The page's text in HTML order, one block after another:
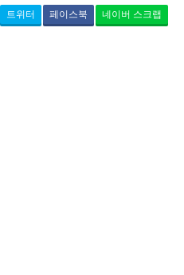
트위터 페이스북 네이버 스크랩